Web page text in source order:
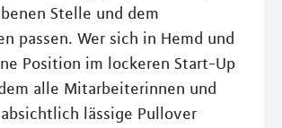
Stelle und dem
passen. Wer sich in Hemd und
Position im lockeren Start-Up
alle Mitarbeiterinnen und
lässige Pullover